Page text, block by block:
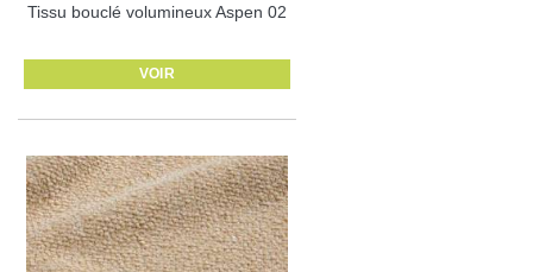
Tissu bouclé volumineux Aspen 02
VOIR